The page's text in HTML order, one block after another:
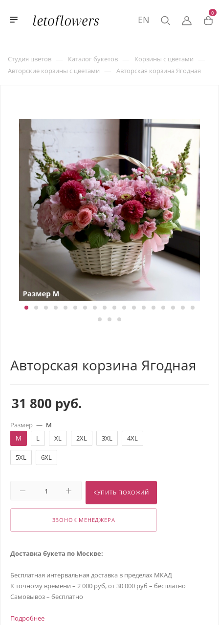
0
EN
Студия цветов — Каталог букетов — Корзины с цветами —
Авторские корзины с цветами — Авторская корзина Ягодная
Авторская корзина Ягодная
31 800 руб.
Размер — M
M
L XL 2XL 3XL 4XL
5XL 6XL
КУПИТЬ ПОХОЖИЙ
ЗВОНОК МЕНЕДЖЕРА
Доставка букета по Москве:
Бесплатная интервальная доставка в пределах МКАД
К точному времени – 2 000 руб, от 30 000 руб – бесплатно
Самовывоз – бесплатно
Подробнее